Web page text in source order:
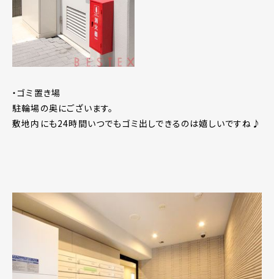
・ゴミ置き場
駐輪場の奥にございます。
敷地内にも24時間いつでもゴミ出しできるのは嬉しいですね♪